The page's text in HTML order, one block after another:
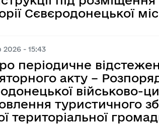
Сєвєродонецької
- 15:43
періодичне
акту –
військово-
туристичного
територіальної